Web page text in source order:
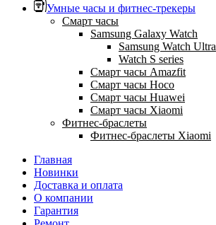
Умные часы и фитнес-трекеры
Смарт часы
Samsung Galaxy Watch
Samsung Watch Ultra
Watch S series
Смарт часы Amazfit
Смарт часы Hoco
Смарт часы Huawei
Смарт часы Xiaomi
Фитнес-браслеты
Фитнес-браслеты Xiaomi
Главная
Новинки
Доставка и оплата
О компании
Гарантия